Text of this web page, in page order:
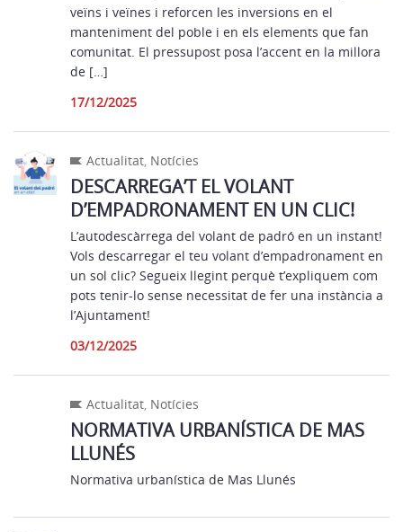
veïns i veïnes i reforcen les inversions en el
manteniment del poble i en els elements que fan
comunitat. El pressupost posa l’accent en la millora
de […]
17/12/2025
Actualitat, Notícies
DESCARREGA’T EL VOLANT
D’EMPADRONAMENT EN UN CLIC!
L’autodescàrrega del volant de padró en un instant!
Vols descarregar el teu volant d’empadronament en
un sol clic? Segueix llegint perquè t’expliquem com
pots tenir-lo sense necessitat de fer una instància a
l’Ajuntament!
03/12/2025
Actualitat, Notícies
NORMATIVA URBANÍSTICA DE MAS
LLUNÉS
Normativa urbanística de Mas Llunés